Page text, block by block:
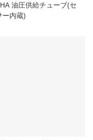
油圧供給チューブ(セ
ー内蔵)